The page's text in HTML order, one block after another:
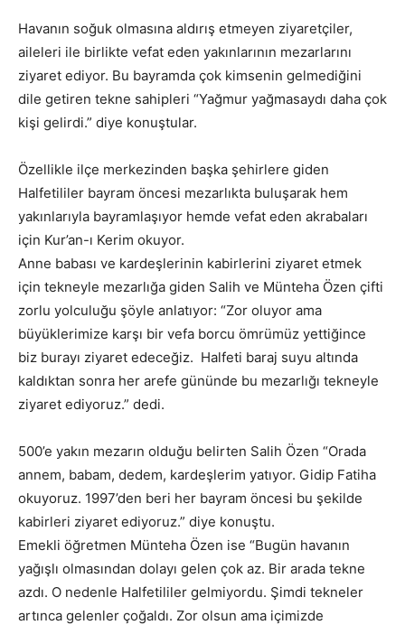
Havanın soğuk olmasına aldırış etmeyen ziyaretçiler,
aileleri ile birlikte vefat eden yakınlarının mezarlarını
ziyaret ediyor. Bu bayramda çok kimsenin gelmediğini
dile getiren tekne sahipleri “Yağmur yağmasaydı daha çok
kişi gelirdi.” diye konuştular.
Özellikle ilçe merkezinden başka şehirlere giden
Halfetililer bayram öncesi mezarlıkta buluşarak hem
yakınlarıyla bayramlaşıyor hemde vefat eden akrabaları
için Kur’an-ı Kerim okuyor.
Anne babası ve kardeşlerinin kabirlerini ziyaret etmek
için tekneyle mezarlığa giden Salih ve Münteha Özen çifti
zorlu yolculuğu şöyle anlatıyor: “Zor oluyor ama
büyüklerimize karşı bir vefa borcu ömrümüz yettiğince
biz burayı ziyaret edeceğiz. Halfeti baraj suyu altında
kaldıktan sonra her arefe gününde bu mezarlığı tekneyle
ziyaret ediyoruz.” dedi.
500’e yakın mezarın olduğu belirten Salih Özen “Orada
annem, babam, dedem, kardeşlerim yatıyor. Gidip Fatiha
okuyoruz. 1997’den beri her bayram öncesi bu şekilde
kabirleri ziyaret ediyoruz.” diye konuştu.
Emekli öğretmen Münteha Özen ise “Bugün havanın
yağışlı olmasından dolayı gelen çok az. Bir arada tekne
azdı. O nedenle Halfetililer gelmiyordu. Şimdi tekneler
artınca gelenler çoğaldı. Zor olsun ama içimizde